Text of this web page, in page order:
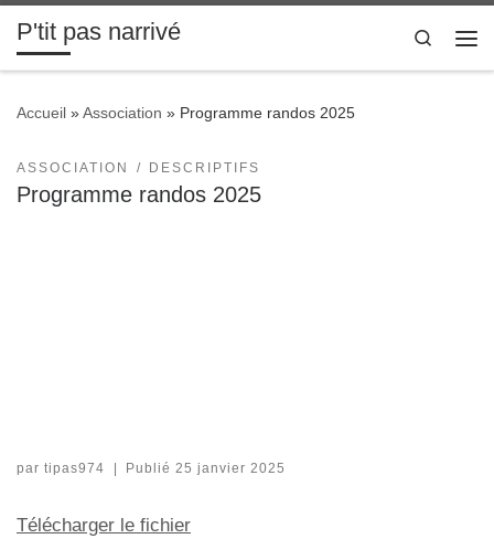
Passer au contenu
P'tit pas narrivé
Search
Accueil » Association » Programme randos 2025
ASSOCIATION DESCRIPTIFS
Programme randos 2025
par tipas974 Publié25 janvier 2025
Télécharger le fichier